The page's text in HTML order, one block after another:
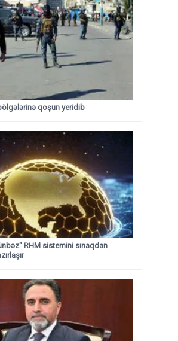
qoşun yeridib
RHM sistemini sınaqdan